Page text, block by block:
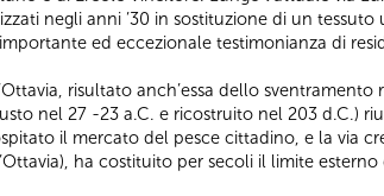
negli anni ’30 in sostituzione di un
ed eccezionale testimonianza di
risultato anch’essa dello sventramento
nel 27 -23 a.C. e ricostruito nel 203 d.C.)
il mercato del pesce cittadino, e la via
ha costituito per secoli il limite